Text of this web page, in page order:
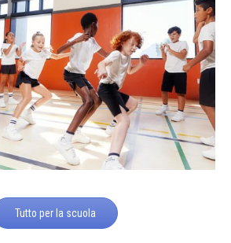
Tutto per la scuola